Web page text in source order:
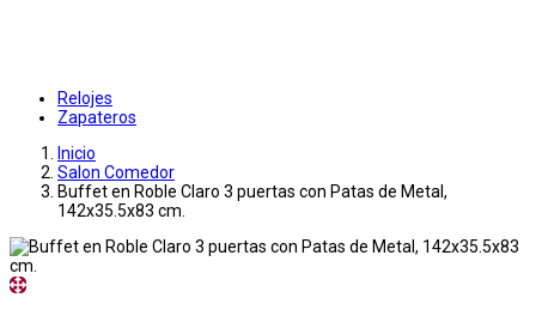
Relojes
Zapateros
Inicio
Salon Comedor
Buffet en Roble Claro 3 puertas con Patas de Metal,
142x35.5x83 cm.